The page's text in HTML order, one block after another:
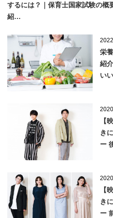
するには？｜保育士国家試験の概
紹…
栄
紹
い
【
き
ー
【
き
ー